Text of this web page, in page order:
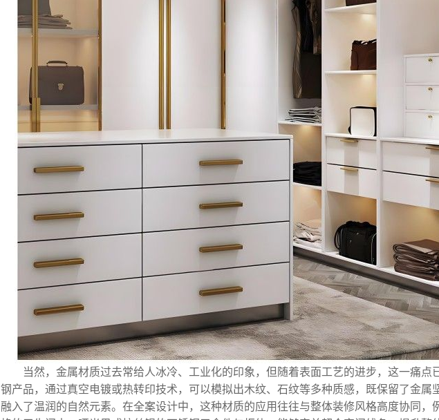
当然，金属材质过去常给人冰冷、工业化的印象，但随着表面工艺的进步，这一痛点
钢产品，通过真空电镀或热转印技术，可以模拟出木纹、石纹等多种质感，既保留了金属
融入了温润的自然元素。在全案设计中，这种材质的应用往往与整体装修风格高度协同，